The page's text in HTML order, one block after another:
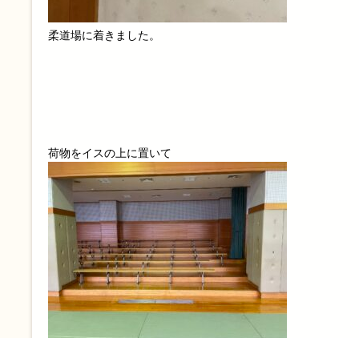
柔道場に着きました。
荷物をイスの上に置いて